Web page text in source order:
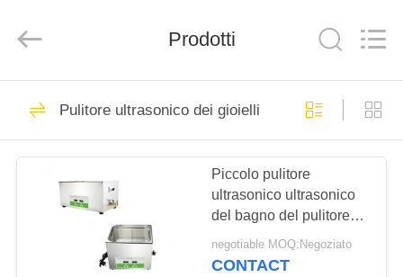
CASA
PRODOTTI
MOSTRA
Technology
limited.
industriale ad
345
Prodotti
Pulitore ultrasonico dei gioielli
Piccolo pulitore
ultrasonico ultrasonico
del bagno del pulitore
0.8L di Benchtop per il
visualizzatore digitale
negotiable MOQ:Negoziato
CONTACT